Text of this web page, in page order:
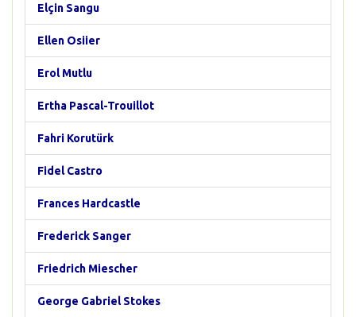
Elçin Sangu
Ellen Osiier
Erol Mutlu
Ertha Pascal-Trouillot
Fahri Korutürk
Fidel Castro
Frances Hardcastle
Frederick Sanger
Friedrich Miescher
George Gabriel Stokes